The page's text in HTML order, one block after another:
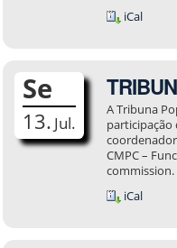
iCal
Se
13. Jul.
A Tribuna
participação
CMPC –
commission.
iCal